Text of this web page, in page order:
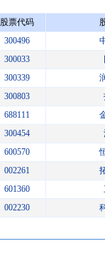
股票代码
300496
300033
300339
300803
688111
300454
600570
002261
601360
002230